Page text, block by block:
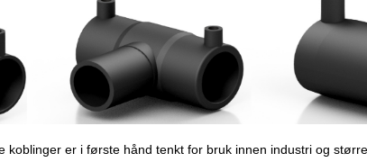
er i første hånd tenkt for bruk innen industri og